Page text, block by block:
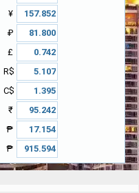
¥
₽
£
R$
C$
₹
₱
₱